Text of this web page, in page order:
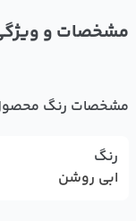
مشخصات و
مشخصات رنگ
رنگ
ابی روشن